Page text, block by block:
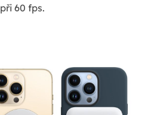
při 60 fps.